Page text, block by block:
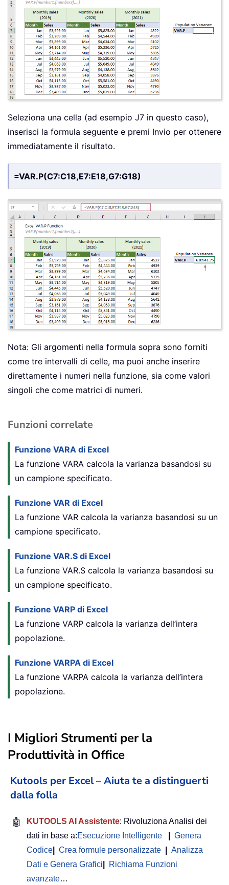
Seleziona una cella (ad esempio J7 in questo caso),
inserisci la formula seguente e premi Invio per ottenere
immediatamente il risultato.
=VAR.P(C7:C18,E7:E18,G7:G18)
Nota: Gli argomenti nella formula sopra sono forniti
come tre intervalli di celle, ma puoi anche inserire
direttamente i numeri nella funzione, sia come valori
singoli che come matrici di numeri.
Funzioni correlate
Funzione VARA di Excel
La funzione VARA calcola la varianza basandosi su
un campione specificato.
Funzione VAR di Excel
La funzione VAR calcola la varianza basandosi su un
campione specificato.
Funzione VAR.S di Excel
La funzione VAR.S calcola la varianza basandosi su
un campione specificato.
Funzione VARP di Excel
La funzione VARP calcola la varianza dell’intera
popolazione.
Funzione VARPA di Excel
La funzione VARPA calcola la varianza dell’intera
popolazione.
I Migliori Strumenti per la
Produttività in Office
Kutools per Excel – Aiuta te a distinguerti
dalla folla
🤖 KUTOOLS AI Assistente: Rivoluziona Analisi dei
dati in base a:Esecuzione Intelligente
Genera
Codice
Crea formule personalizzate
Analizza
Dati e Genera Grafici
Richiama Funzioni
avanzate…